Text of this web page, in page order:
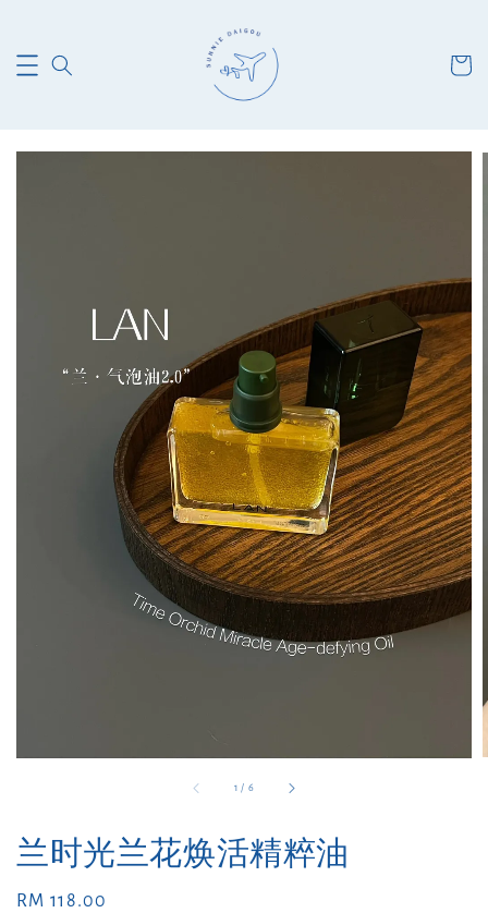
1 / 6
兰时光兰花焕活精粹油
Regular
RM 118.00